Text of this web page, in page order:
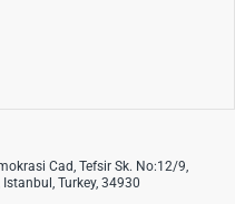
Cad, Tefsir Sk. No:12/9,
Turkey, 34930